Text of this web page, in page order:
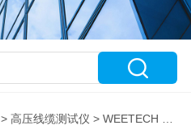
>高压线缆测试仪 > WEETECH W454高压线缆测试仪